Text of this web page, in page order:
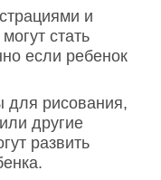
и
стать
если ребенок
для рисования,
другие
развить